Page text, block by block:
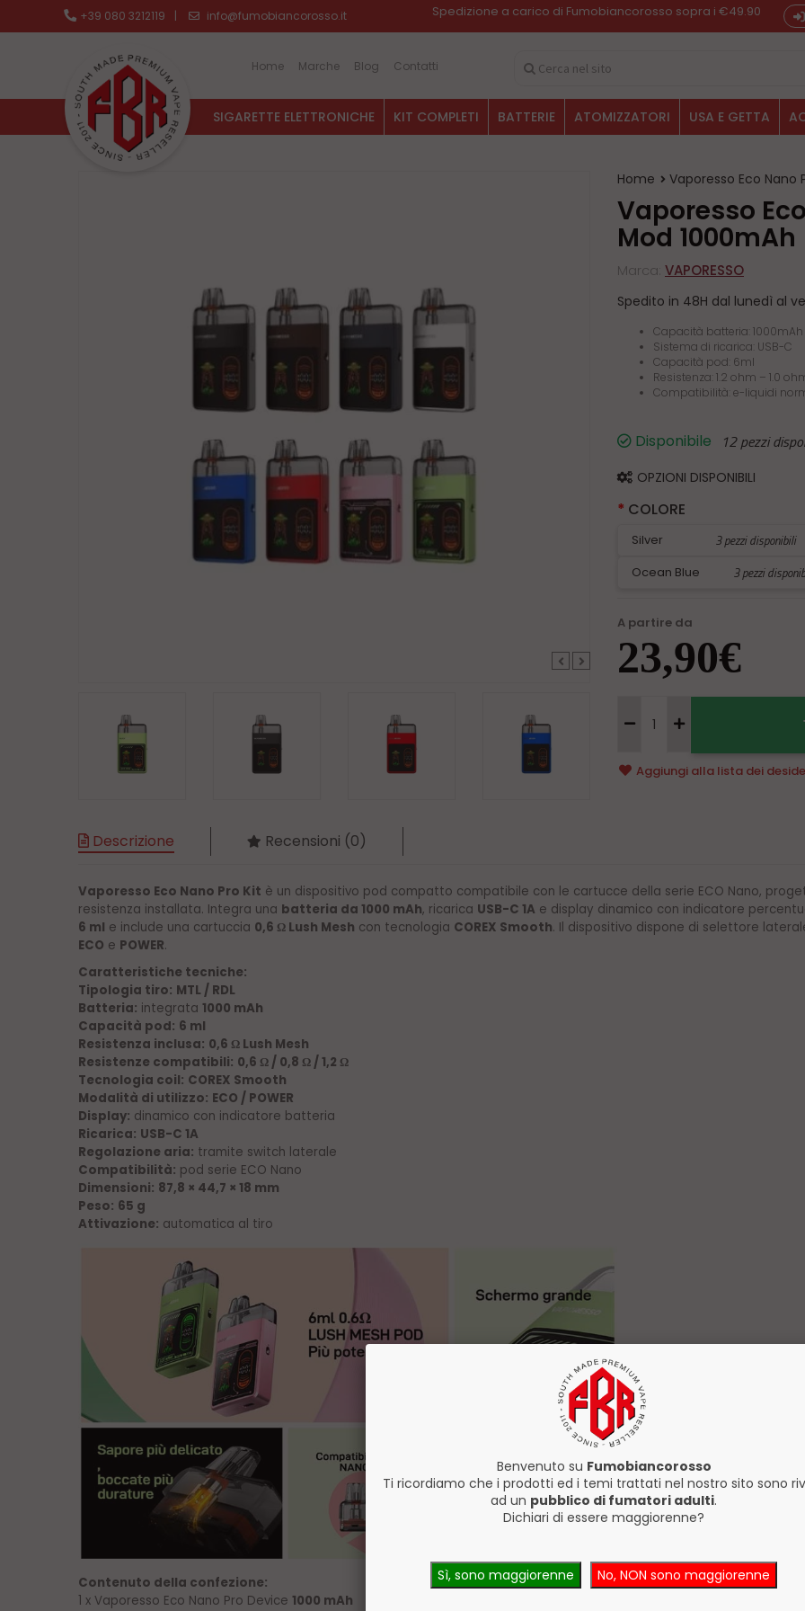
+39 080 3212119 | info@fumobiancorosso.it Spedizione a carico di Fumobiancorosso sopra i €49.90
Home Marche Blog Contatti
SIGARETTE ELETTRONICHE KIT COMPLETI BATTERIE ATOMIZZATORI USA E GETTA
Home Vaporesso Eco Nano
Vaporesso Eco Nano PRO Pod
Mod 1000mAh
Marca: VAPORESSO
Spedito in 48H dal lunedì al
Capacità batteria: 1000mAh
Sistema di ricarica: USB-C
Capacità pod: 6ml
Resistenza: 1.2 ohm – 1.0
Compatibilità: e-liquidi
Disponibile 12 pezzi
OPZIONI DISPONIBILI
COLORE
Silver 3 pezzi disponibili
Ocean Blue 3 pezzi
A partire da
23,90€
Aggiungi allalista dei
Descrizione Recensioni (0)
Vaporesso Eco Nano Pro Kit è un dispositivo pod compatto compatibile con le cartucce della serie ECO Nano,
resistenza installata. Integra una batteria da 1000 mAh, ricarica USB-C 1A e display dinamico con indicatore
6 ml e include una cartuccia 0,6 Ω Lush Mesh con tecnologia COREX Smooth. Il dispositivo dispone di selettore
ECO e POWER.
Caratteristiche tecniche:
Tipologia tiro: MTL / RDL
Batteria: integrata 1000 mAh
Capacità pod: 6 ml
Resistenza inclusa: 0,6 Ω Lush Mesh
Resistenze compatibili: 0,6 Ω / 0,8 Ω / 1,2 Ω
Tecnologia coil: COREX Smooth
Modalità di utilizzo: ECO / POWER
Display: dinamico con indicatore batteria
Ricarica: USB-C 1A
Regolazione aria: tramite switch laterale
Compatibilità: pod serie ECO Nano
Dimensioni: 87,8 × 44,7 × 18 mm
Peso: 65 g
Attivazione: automatica al tiro
Contenuto della confezione:
1 x Vaporesso Eco Nano Pro Device 1000 mAh
Benvenuto su Fumobiancorosso
Ti ricordiamo che i prodotti ed i temi trattati nel nostro sito sono
ad un pubblico di fumatori adulti.
Dichiari di essere maggiorenne?
Sì, sono maggiorenne No, NON sono maggiorenne